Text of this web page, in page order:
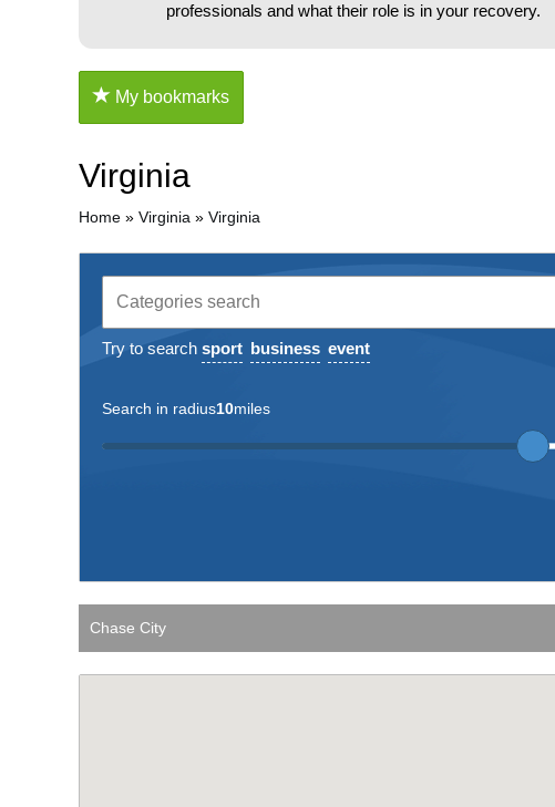
professionals and what their role is in your recovery.
My bookmarks
Virginia
Home » Virginia » Virginia
Try to search sport business event
Search in radius10miles
Chase City